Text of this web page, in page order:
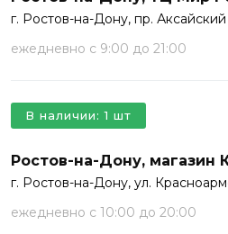
г. Ростов-на-Дону, пр. Аксайский
ежедневно с 9:00 до 21:00
Ростов-на-Дону, магазин
г. Ростов-на-Дону, ул.
ежедневно с 10:00 до 20:00
В наличии: 1 шт